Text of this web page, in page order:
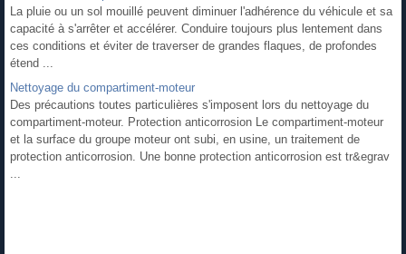
La pluie ou un sol mouillé peuvent diminuer l'adhérence du véhicule et sa
capacité à s'arrêter et accélérer. Conduire toujours plus lentement dans
ces conditions et éviter de traverser de grandes flaques, de profondes
étend ...
Nettoyage du compartiment-moteur
Des précautions toutes particulières s'imposent lors du nettoyage du
compartiment-moteur. Protection anticorrosion Le compartiment-moteur
et la surface du groupe moteur ont subi, en usine, un traitement de
protection anticorrosion. Une bonne protection anticorrosion est tr&egrav
...